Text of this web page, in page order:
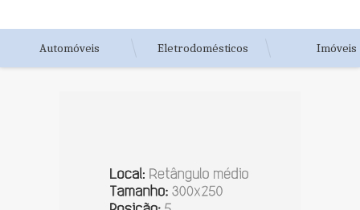
Automóveis Eletrodomésticos Imóveis